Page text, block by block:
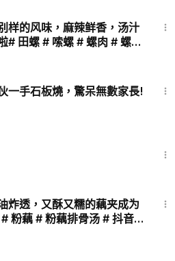
样的风味，麻辣鲜香，汤汁
# 田螺 # 嗦螺 # 螺肉 # 螺蛳
一手石板燒，驚呆無數家長!
炸透，又酥又糯的藕夹成为
粉藕 # 粉藕排骨汤 # 抖音美